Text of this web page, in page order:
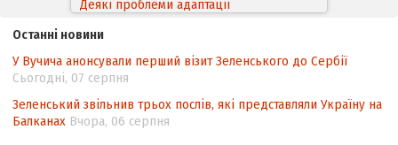
Деякі проблеми адаптації
походження товарів відповідно до
Угоди про торговельні аспекти прав
інтелектуальної власності (TRIPS) у
контексті євроінтеграції
Аналіз виборчого законодавства щодо
Останні новини
У Вучича анонсували перший візит Зеленського до Сербії
Сьогодні, 07 серпня
Зеленський звільнив трьох послів, які представляли Україну на
Балканах Вчора, 06 серпня